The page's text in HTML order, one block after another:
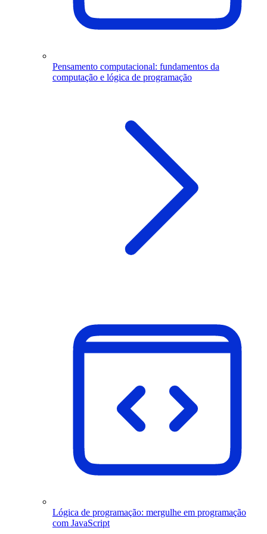
Pensamento computacional: fundamentos da
computação e lógica de programação
Lógica de programação: mergulhe em programação
com JavaScript